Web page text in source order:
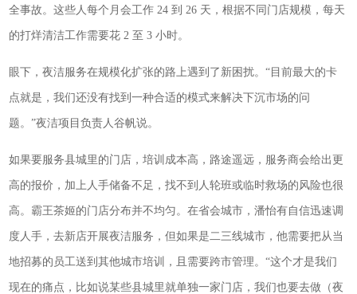
全事故。这些人每个月会工作 24 到 26 天，根据不同门店规模，每天
的打烊清洁工作需要花 2 至 3 小时。
眼下，夜洁服务在规模化扩张的路上遇到了新困扰。“目前最大的卡
点就是，我们还没有找到一种合适的模式来解决下沉市场的问
题。”夜洁项目负责人谷帆说。
如果要服务县城里的门店，培训成本高，路途遥远，服务商会给出更
高的报价，加上人手储备不足，找不到人轮班或临时救场的风险也很
高。霸王茶姬的门店分布并不均匀。在省会城市，潘怡有自信迅速调
度人手，去新店开展夜洁服务，但如果是二三线城市，他需要把从当
地招募的员工送到其他城市培训，且需要跨市管理。“这个才是我们
现在的痛点，比如说某些县城里就单独一家门店，我们也要去做（夜